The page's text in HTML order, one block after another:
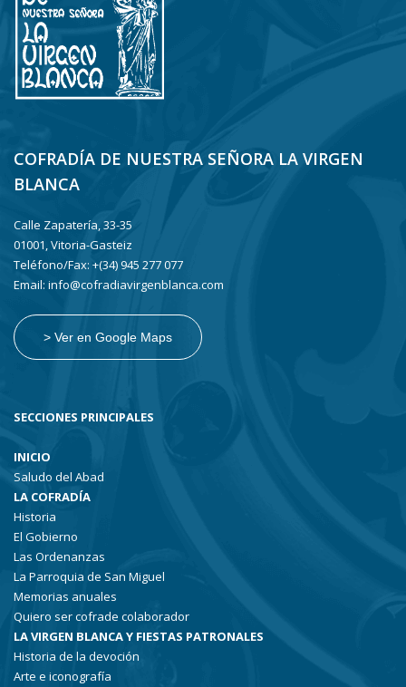
COFRADÍA DE NUESTRA SEÑORA LA VIRGEN
BLANCA
Calle Zapatería, 33-35
01001, Vitoria-Gasteiz
Teléfono/Fax: +(34) 945 277 077
Email: info@cofradiavirgenblanca.com
> Ver en Google Maps
SECCIONES PRINCIPALES
INICIO
Saludo del Abad
LA COFRADÍA
Historia
El Gobierno
Las Ordenanzas
La Parroquia de San Miguel
Memorias anuales
Quiero ser cofrade colaborador
LA VIRGEN BLANCA Y FIESTAS PATRONALES
Historia de la devoción
Arte e iconografía